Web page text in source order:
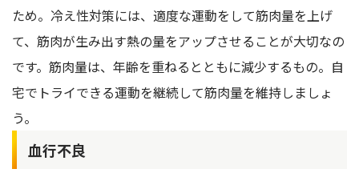
ため。冷え性対策には、適度な運動をして筋肉量を上げ
て、筋肉が生み出す熱の量をアップさせることが大切なの
です。筋肉量は、年齢を重ねるとともに減少するもの。自
宅でトライできる運動を継続して筋肉量を維持しましょ
う。
血行不良